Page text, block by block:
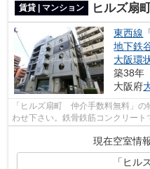
賃貸 | マンション ヒルズ扇
東西線
地下鉄
大阪環
築38年
大阪府
「ヒルズ扇町 仲介手数料無料」の
わせ下さい。鉄骨鉄筋コンクリー
現在空室情
「ヒル